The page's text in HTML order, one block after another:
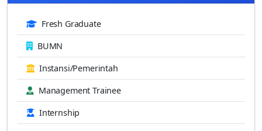
Fresh Graduate
BUMN
Instansi/Pemerintah
Management Trainee
Internship